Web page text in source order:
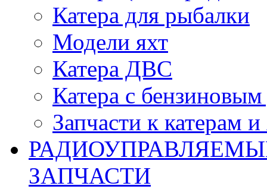
Катера для рыбалки
Модели яхт
Катера ДВС
Катера с бензиновым
Запчасти к катерам
ЗАПЧАСТИ